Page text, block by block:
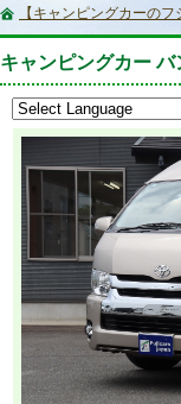
【キャンピングカーのフ
キャンピングカー バ